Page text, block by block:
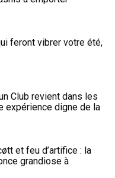
feront vibrer votre été,
Club revient dans les
expérience digne de la
et feu d’artifice : la
grandiose à